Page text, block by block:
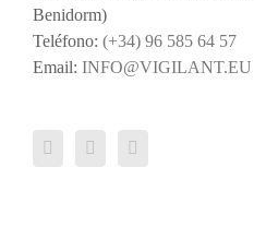
Benidorm)
Teléfono: (+34) 96 585 64 57
Email: INFO@VIGILANT.EU